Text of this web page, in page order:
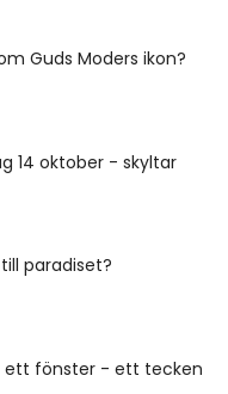
Guds Moders ikon?
14 oktober - skyltar
paradiset?
ett fönster - ett tecken